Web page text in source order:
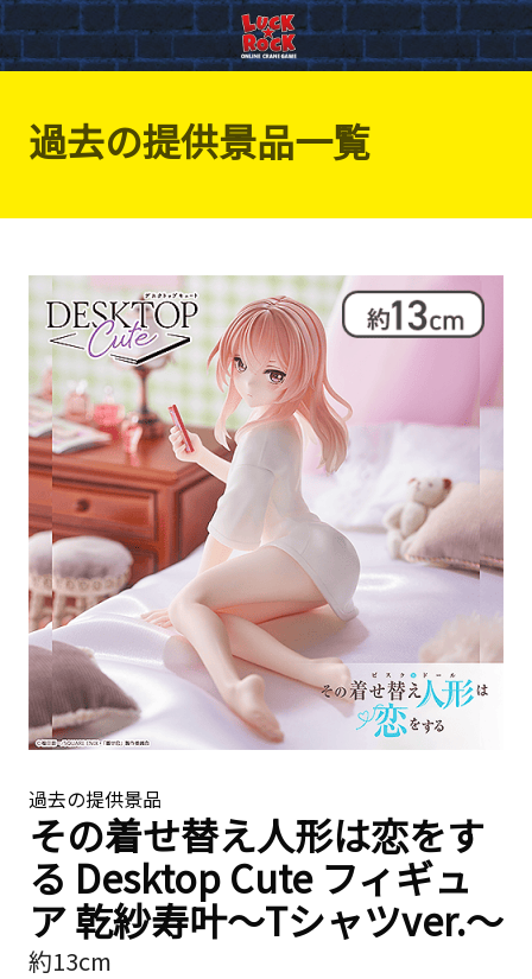
過去の提供景品一覧
過去の提供景品
その着せ替え人形は恋をす
る Desktop Cute フィギュ
ア 乾紗寿叶～Tシャツver.～
約13cm